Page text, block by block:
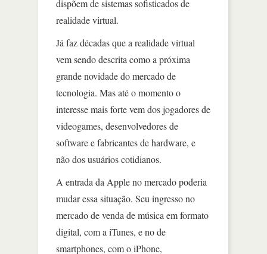
dispõem de sistemas sofisticados de
realidade virtual.
Já faz décadas que a realidade virtual
vem sendo descrita como a próxima
grande novidade do mercado de
tecnologia. Mas até o momento o
interesse mais forte vem dos jogadores de
videogames, desenvolvedores de
software e fabricantes de hardware, e
não dos usuários cotidianos.
A entrada da Apple no mercado poderia
mudar essa situação. Seu ingresso no
mercado de venda de música em formato
digital, com a iTunes, e no de
smartphones, com o iPhone,